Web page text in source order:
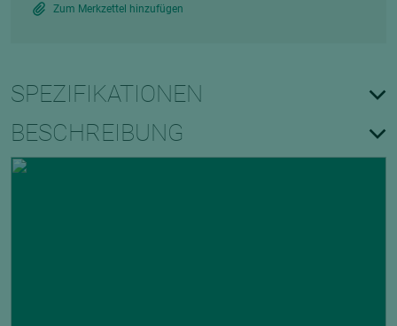
Zum Merkzettel hinzufügen
SPEZIFIKATIONEN
BESCHREIBUNG